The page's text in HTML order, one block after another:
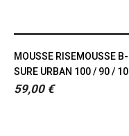
MOUSSE RISEMOUSSE B-
SURE URBAN 100 / 90 / 10
59,00 €